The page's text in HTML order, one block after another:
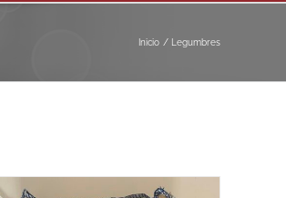
Inicio Legumbres